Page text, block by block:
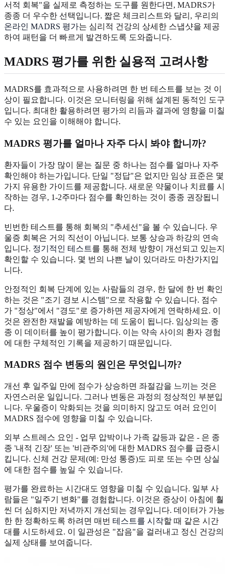
서적 회복"을 실제로 측정하는 도구를 원한다면, MADRS가
종종 더 우수한 선택입니다. 짧은 체크리스트와 달리, 우리의
온라인 MADRS 평가는 심리적 건강의 상세한 스냅샷을 제공
하여 패턴을 더 빠르게 발견하도록 도와줍니다.
MADRS 평가를 위한 실용적 고려사항
MADRS를 효과적으로 사용하려면 한 번 테스트를 보는 것 이
상이 필요합니다. 이것은 모니터링을 위해 설계된 동적인 도구
입니다. 최대한 활용하려면 평가의 리듬과 결과에 영향을 미칠
수 있는 요인을 이해해야 합니다.
MADRS 평가를 얼마나 자주 다시 봐야 합니까?
환자들이 가장 많이 묻는 질문 중 하나는 점수를 얼마나 자주
확인해야 하는가입니다. 단일 "정답"은 없지만 임상 표준은 몇
가지 유용한 가이드를 제공합니다. 새로운 약물이나 치료를 시
작하는 경우, 1-2주마다 점수를 확인하는 것이 종종 권장됩니
다.
빈번한 테스트를 통해 회복의 "추세선"을 볼 수 있습니다. 우
울증 회복은 거의 직선이 아닙니다. 보통 상승과 하강의 연속
입니다. 정기적인 테스트를 통해 전체 방향이 개선되고 있는지
확인할 수 있습니다. 몇 번의 나쁜 날이 있더라도 마찬가지입
니다.
안정적인 회복 단계에 있는 사람들의 경우, 한 달에 한 번 확인
하는 것은 "조기 경보 시스템"으로 작용할 수 있습니다. 점수
가 "정상"에서 "경도"로 증가하면 제공자에게 연락하세요. 이
것은 완전한 재발을 예방하는 데 도움이 됩니다. 임상의는 종
종 이 데이터를 높이 평가합니다. 이는 약속 사이의 환자 경험
에 대한 구체적인 기록을 제공하기 때문입니다.
MADRS 점수 변동의 원인은 무엇입니까?
개선 후 일주일 만에 점수가 상승하면 좌절감을 느끼는 것은
자연스러운 일입니다. 그러나 변동은 과정의 정상적인 부분입
니다. 우울증이 악화되는 것을 의미하지 않고도 여러 요인이
MADRS 점수에 영향을 미칠 수 있습니다.
외부 스트레스 요인 - 업무 압박이나 가족 갈등과 같은 - 은 종
종 '내적 긴장' 또는 '비관주의'에 대한 MADRS 점수를 급증시
킵니다. 신체 건강 문제(예: 만성 통증)도 피로 또는 수면 상실
에 대한 점수를 높일 수 있습니다.
평가를 완료하는 시간대도 영향을 미칠 수 있습니다. 일부 사
람들은 "일주기 변화"를 경험합니다. 이것은 증상이 아침에 훨
씬 더 심하지만 저녁까지 개선되는 경우입니다. 데이터가 가능
한 한 정확하도록 하려면 매번 테스트를 시작할 때 같은 시간
대를 시도하세요. 이 일관성은 "잡음"을 걸러내고 정신 건강의
실제 상태를 보여줍니다.